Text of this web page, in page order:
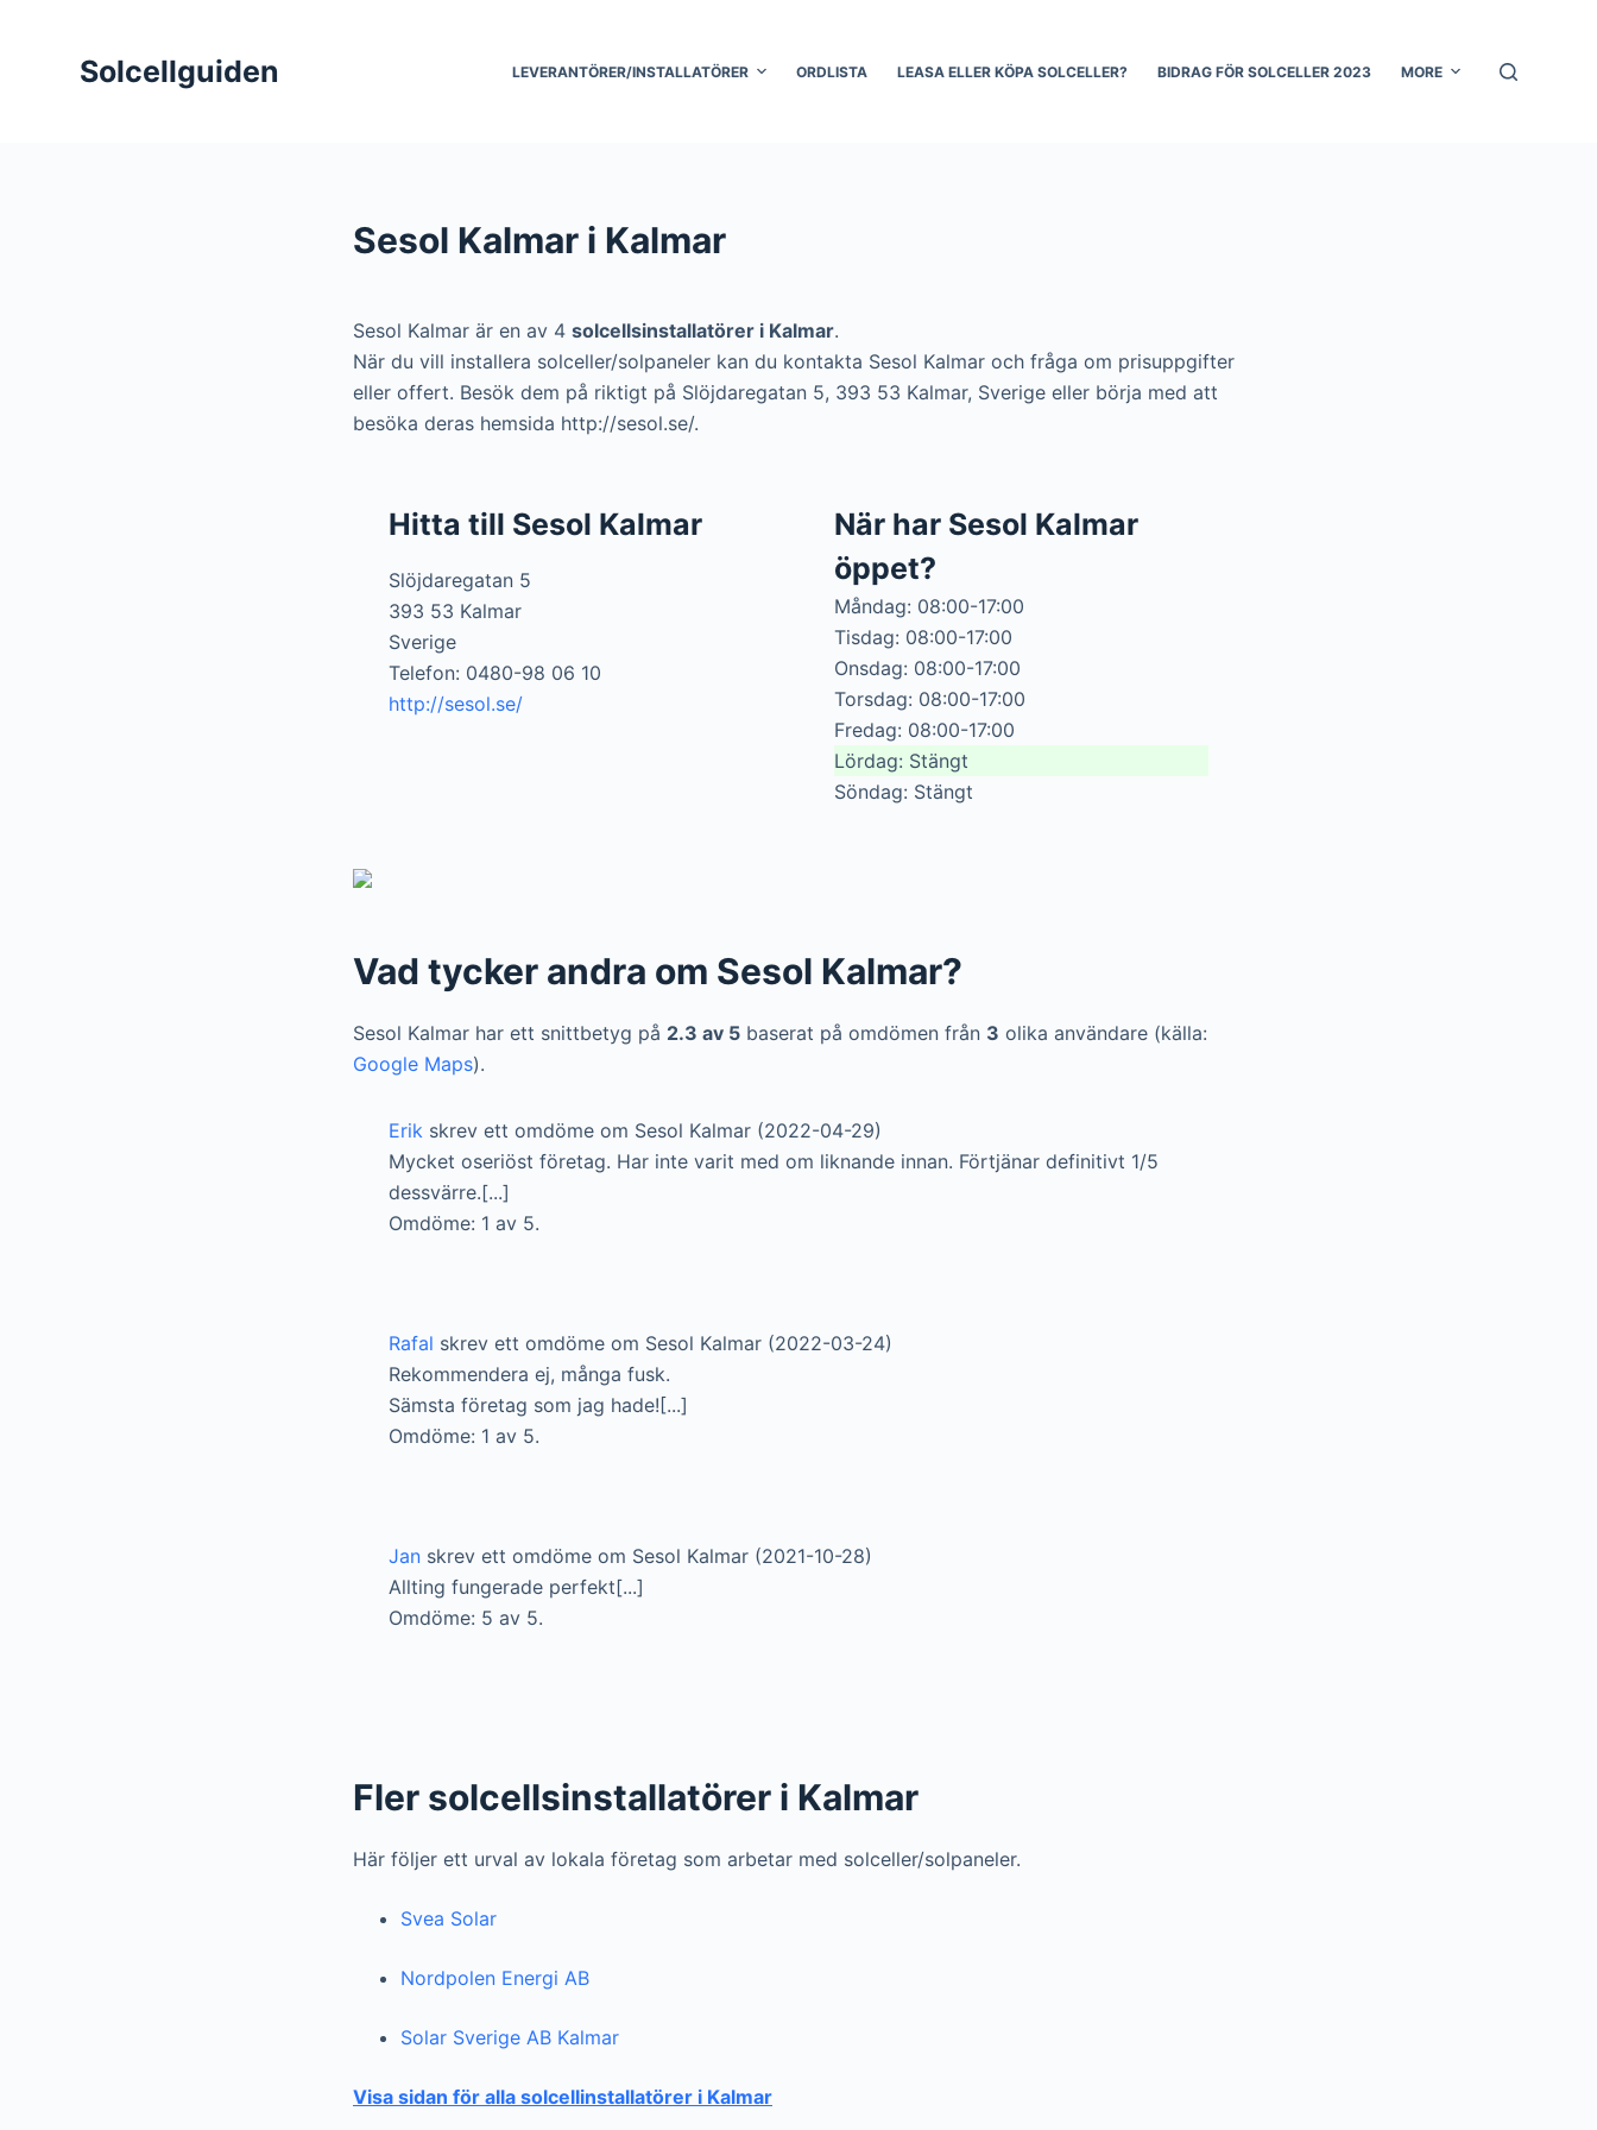
Solcellguiden LEVERANTÖRER/INSTALLATÖRER ORDLISTA LEASA ELLER KÖPA SOLCELLER? BIDRAG FÖR SOLCELLER 2023 MORE
Sesol Kalmar i Kalmar
Sesol Kalmar är en av 4 solcellsinstallatörer i Kalmar.
När du vill installera solceller/solpaneler kan du kontakta Sesol Kalmar och fråga om prisuppgifter
eller offert. Besök dem på riktigt på Slöjdaregatan 5, 393 53 Kalmar, Sverige eller börja med att
besöka deras hemsida http://sesol.se/.
Hitta till Sesol Kalmar
Slöjdaregatan 5
393 53 Kalmar
Sverige
Telefon: 0480-98 06 10
http://sesol.se/
När har Sesol Kalmar
öppet?
Måndag: 08:00-17:00
Tisdag: 08:00-17:00
Onsdag: 08:00-17:00
Torsdag: 08:00-17:00
Fredag: 08:00-17:00
Lördag: Stängt
Söndag: Stängt
Vad tycker andra om Sesol Kalmar?
Sesol Kalmar har ett snittbetyg på 2.3 av 5 baserat på omdömen från 3 olika användare (källa:
Google Maps).
Erik skrev ett omdöme om Sesol Kalmar (2022-04-29)
Mycket oseriöst företag. Har inte varit med om liknande innan. Förtjänar definitivt 1/5
dessvärre.[...]
Omdöme: 1 av 5.
Rafal skrev ett omdöme om Sesol Kalmar (2022-03-24)
Rekommendera ej, många fusk.
Sämsta företag som jag hade![...]
Omdöme: 1 av 5.
Jan skrev ett omdöme om Sesol Kalmar (2021-10-28)
Allting fungerade perfekt[...]
Omdöme: 5 av 5.
Fler solcellsinstallatörer i Kalmar
Här följer ett urval av lokala företag som arbetar med solceller/solpaneler.
Svea Solar
Nordpolen Energi AB
Solar Sverige AB Kalmar
Visa sidan för alla solcellinstallatörer i Kalmar